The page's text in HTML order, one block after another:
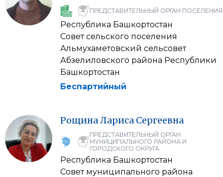
ПРЕДСТАВИТЕЛЬНЫЙ ОРГАН ПОСЕЛЕНИЯ
Республика Башкортостан
Совет сельского поселения
Альмухаметовский сельсовет
Абзелиловского района Республики
Башкортостан
Беспартийный
РощинаЛариса Сергеевна
ПРЕДСТАВИТЕЛЬНЫЙ ОРГАН
МУНИЦИПАЛЬНОГО РАЙОНА И
ГОРОДСКОГО ОКРУГА
Республика Башкортостан
Совет муниципального района